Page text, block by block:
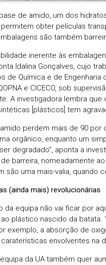
de amido, um dos
obter películas
são também
inerente às
Idalina Gonçalves, cujo
de Química e de Engenharia
e CICECO, sob
A investigadora lembra
[plásticos] tem
perdem mais de 90
orgânico, enquanto um
degradado”, aponta a
barreira, nomeadamente
são uma mais-valia, quando
(ainda mais) revolucionárias
da equipa não vai ficar por
plástico nascido da batata.
exemplo, a absorção de
envolventes na
da UA também quer